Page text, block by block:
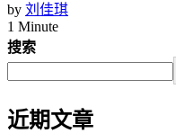
by 刘佳琪
1 Minute
搜索
近期文章